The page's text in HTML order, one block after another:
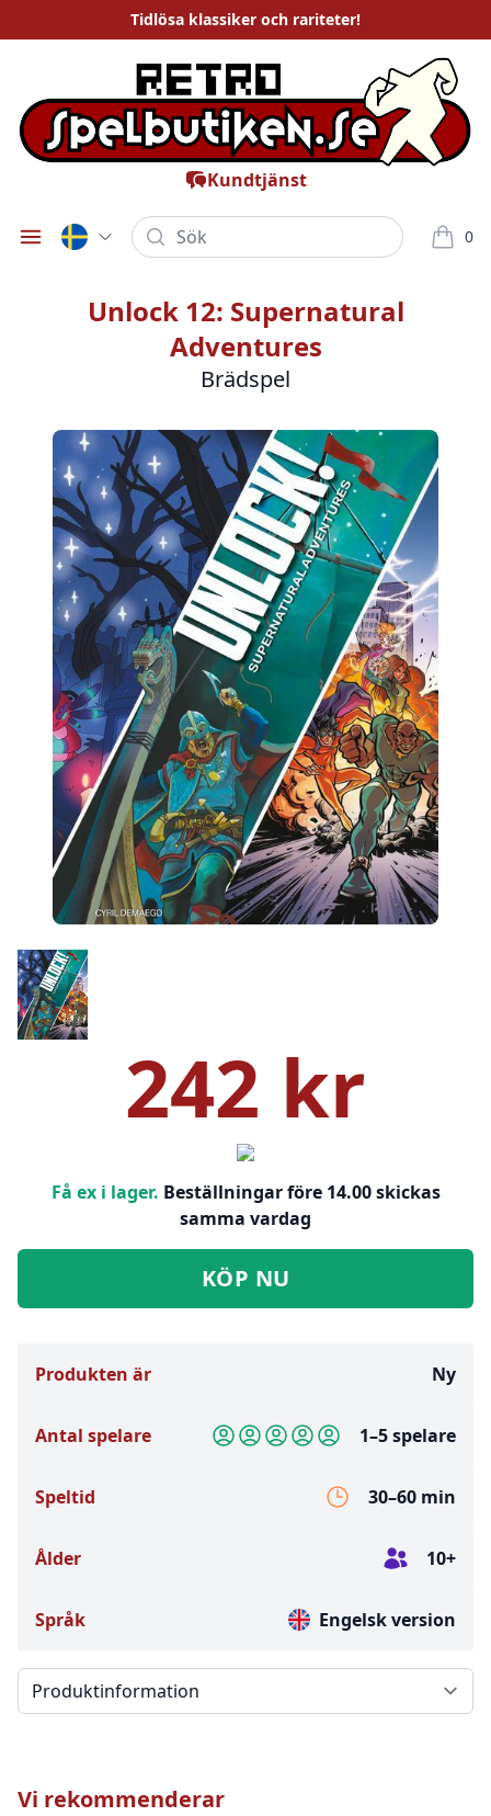
Tidlösa klassiker och rariteter!
Kundtjänst
Öppna meny
Sök 0
varor i
Unlock 12: Supernatural
Adventures
Brädspel
Bilder
242 kr
Få ex i lager. Beställningar före 14.00 skickas
samma vardag
KÖP NU
Produkten är Ny
Antal spelare 1–5 spelare
Speltid 30–60 min
Ålder 10+
Språk Engelsk version
Välj en flik
Vi rekommenderar